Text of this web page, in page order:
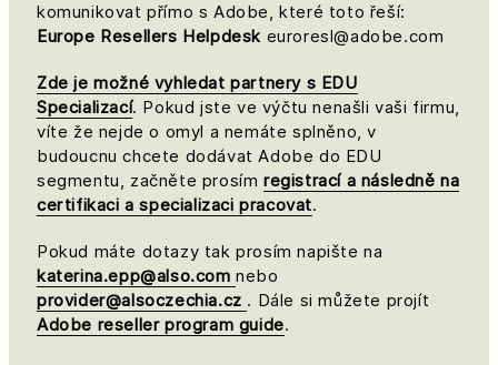
komunikovat přímo s Adobe, které toto řeší:
Europe Resellers Helpdesk euroresl@adobe.com
Zde je možné vyhledat partnery s EDU
Specializací. Pokud jste ve výčtu nenašli vaši firmu,
víte že nejde o omyl a nemáte splněno, v
budoucnu chcete dodávat Adobe do EDU
segmentu, začněte prosímregistrací a následně na
certifikaci a specializaci pracovat.
Pokud máte dotazy tak prosím napište na
katerina.epp@also.comnebo
provider@alsoczechia.cz . Dále si můžete projít
Adobe reseller program guide.